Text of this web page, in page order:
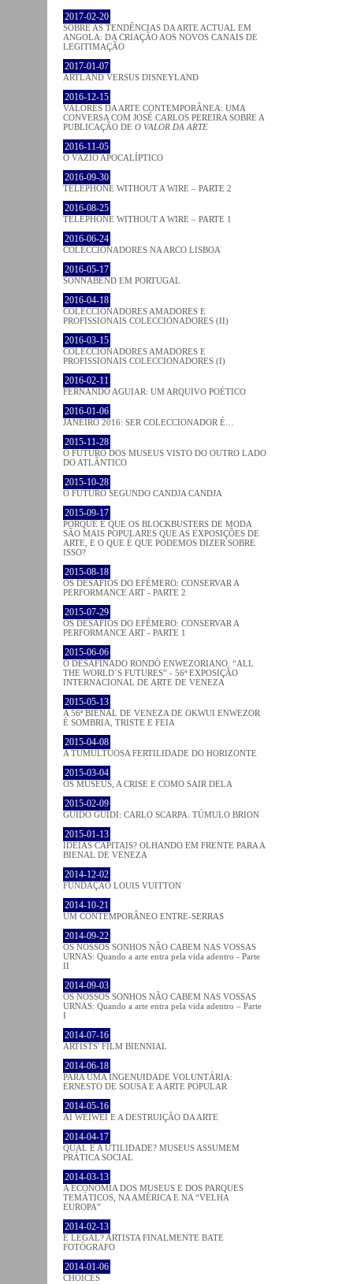
2017-02-20
SOBRE AS TENDÊNCIAS DA ARTE ACTUAL EM
ANGOLA: DA CRIAÇÃO AOS NOVOS CANAIS DE
LEGITIMAÇÃO
2017-01-07
ARTLAND VERSUS DISNEYLAND
2016-12-15
VALORES DA ARTE CONTEMPORÂNEA: UMA
CONVERSA COM JOSÉ CARLOS PEREIRA SOBRE A
PUBLICAÇÃO DE O VALOR DA ARTE
2016-11-05
O VAZIO APOCALÍPTICO
2016-09-30
TELEPHONE WITHOUT A WIRE – PARTE 2
2016-08-25
TELEPHONE WITHOUT A WIRE – PARTE 1
2016-06-24
COLECCIONADORES NA ARCO LISBOA
2016-05-17
SONNABEND EM PORTUGAL
2016-04-18
COLECCIONADORES AMADORES E
PROFISSIONAIS COLECCIONADORES (II)
2016-03-15
COLECCIONADORES AMADORES E
PROFISSIONAIS COLECCIONADORES (I)
2016-02-11
FERNANDO AGUIAR: UM ARQUIVO POÉTICO
2016-01-06
JANEIRO 2016: SER COLECCIONADOR É…
2015-11-28
O FUTURO DOS MUSEUS VISTO DO OUTRO LADO
DO ATLÂNTICO
2015-10-28
O FUTURO SEGUNDO CANDJA CANDJA
2015-09-17
PORQUE É QUE OS BLOCKBUSTERS DE MODA
SÃO MAIS POPULARES QUE AS EXPOSIÇÕES DE
ARTE, E O QUE É QUE PODEMOS DIZER SOBRE
ISSO?
2015-08-18
OS DESAFIOS DO EFÉMERO: CONSERVAR A
PERFORMANCE ART - PARTE 2
2015-07-29
OS DESAFIOS DO EFÉMERO: CONSERVAR A
PERFORMANCE ART - PARTE 1
2015-06-06
O DESAFINADO RONDÒ ENWEZORIANO. “ALL
THE WORLD´S FUTURES” - 56ª EXPOSIÇÃO
INTERNACIONAL DE ARTE DE VENEZA
2015-05-13
A 56ª BIENAL DE VENEZA DE OKWUI ENWEZOR
É SOMBRIA, TRISTE E FEIA
2015-04-08
A TUMULTUOSA FERTILIDADE DO HORIZONTE
2015-03-04
OS MUSEUS, A CRISE E COMO SAIR DELA
2015-02-09
GUIDO GUIDI: CARLO SCARPA. TÚMULO BRION
2015-01-13
IDEIAS CAPITAIS? OLHANDO EM FRENTE PARA A
BIENAL DE VENEZA
2014-12-02
FUNDAÇÃO LOUIS VUITTON
2014-10-21
UM CONTEMPORÂNEO ENTRE-SERRAS
2014-09-22
OS NOSSOS SONHOS NÃO CABEM NAS VOSSAS
URNAS: Quando a arte entra pela vida adentro - Parte
II
2014-09-03
OS NOSSOS SONHOS NÃO CABEM NAS VOSSAS
URNAS: Quando a arte entra pela vida adentro – Parte
I
2014-07-16
ARTISTS' FILM BIENNIAL
2014-06-18
PARA UMA INGENUIDADE VOLUNTÁRIA:
ERNESTO DE SOUSA E A ARTE POPULAR
2014-05-16
AI WEIWEI E A DESTRUIÇÃO DA ARTE
2014-04-17
QUAL É A UTILIDADE? MUSEUS ASSUMEM
PRÁTICA SOCIAL
2014-03-13
A ECONOMIA DOS MUSEUS E DOS PARQUES
TEMÁTICOS, NA AMÉRICA E NA “VELHA
EUROPA”
2014-02-13
É LEGAL? ARTISTA FINALMENTE BATE
FOTÓGRAFO
2014-01-06
CHOICES